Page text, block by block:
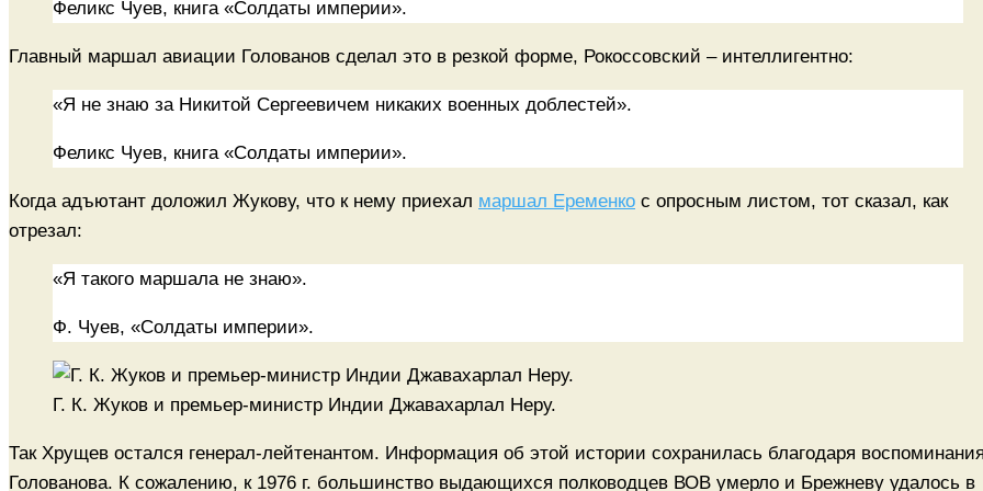
Феликс Чуев, книга «Солдаты империи».
Главный маршал авиации Голованов сделал это в резкой форме, Рокоссовский – интеллигентно:
«Я не знаю за Никитой Сергеевичем никаких военных доблестей».
Феликс Чуев, книга «Солдаты империи».
Когда адъютант доложил Жукову, что к нему приехал маршал Еременко с опросным листом, тот сказал, как
отрезал:
«Я такого маршала не знаю».
Ф. Чуев, «Солдаты империи».
Г. К. Жуков и премьер-министр Индии Джавахарлал Неру.
Так Хрущев остался генерал-лейтенантом. Информация об этой истории сохранилась благодаря
Голованова. К сожалению, к 1976 г. большинство выдающихся полководцев ВОВ умерло и Брежневу удалось в